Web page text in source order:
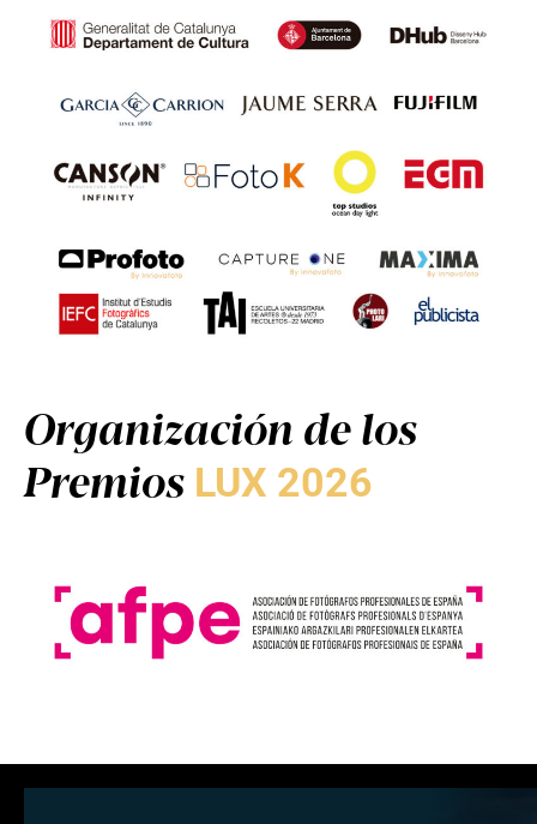
Organización de los
Premios LUX 2026